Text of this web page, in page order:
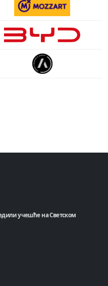
учешће на Светском